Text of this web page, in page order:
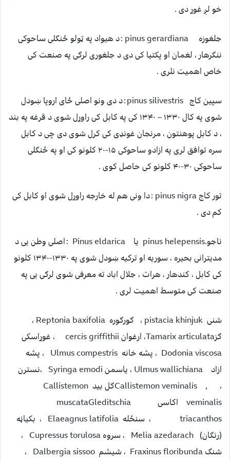
خو لږ غوړ دی .
جلغوزه pinus gerardiana : د هیواد په ټولو ځنګلی ساحوکی
ننګرهار ، لغمان او پکتیا کی دی د جلغوری لرګی په صنعت کی
خاص اهمیت نلری .
سپین کاج pinus silivestris : د دی ونو اصلی ځای اروپا ښودل
شوی په کال ۱۳۳۰ – ۱۳۴۰ کی په کابل کی راوړل شوی د قرغه په بند
، د کابل پوهنتون ، مرنجان غونډی کی کرل شوی دی چی د کابل
سره توافق لری په ازادو ساحوکی ۱۵-۲۰ کلونو کی او په ځنګلی
ساحوکی ۳۰-۴۰ کلونو کی حاصل کوی .
تور کاج pinus nigra : دا ونی هم له خارجه راوړل شوی او کابل کی
کم دی .
ناجو.pinus helepensis یا Pinus eldarica : اصلی وطن یی د
مدیترانی بحیره ، سوریه او ترکیه ښودل شوی په ۱۳۳۰-۱۳۴۰ کلونو
کی کابل ، کندهار ، هرات ، جلال اباد ته معرفی شوی لرګی یی په
صنعت کی متوسط اهمیت لری .
شنی ‏khinjuk ‎‏ ‏pistacia‏ ، ګورګورهReptonia baxifolia ‎‏ ،
ګزTamarix articulata، ارغوان ‏cercis griffithii‏ ، غوړاسکی
Dodonia viscosa ، پشه خانه Ulmus compestris ، پشه
ازاد Ulmus wallichiana ، یاسمن Syringa emodi ،نسترن
، , Callistemon veminalisګل بید Callistemon
veminalis اکاسی muscataGleditschia
triacanthos ، سنځله Elaeagnus latifolia ، بکیاڼه
(رنګان) Melia azedarach ، سروه Cupressus torulosa ،
شنګ Fraxinus floribunda ، شیشم Dalbergia sissoo ،